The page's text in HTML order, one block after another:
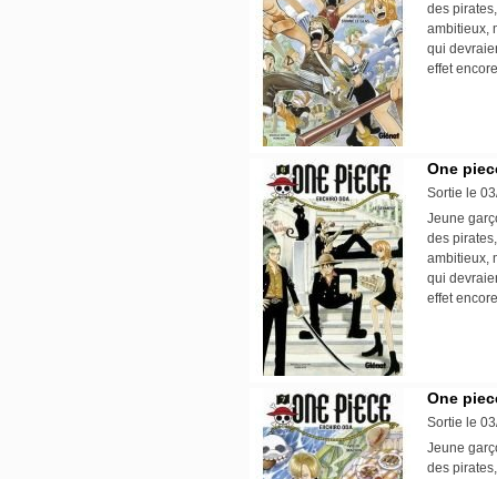
des
ambitieux,
qui
effet
One
Sortie le
Jeune
des
ambitieux,
qui
effet
One
Sortie le
Jeune
des